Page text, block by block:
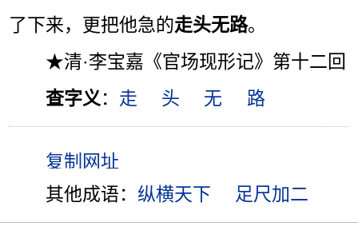
了下来，更把他急的走头无路。
★清·李宝嘉《官场现形记》第十二回
查字义 ： 走 头 无 路
其他成语： 纵横天下 足尺加二